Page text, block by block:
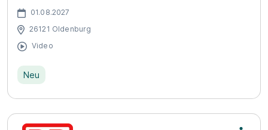
01.08.2027
26121 Oldenburg
Video
Neu